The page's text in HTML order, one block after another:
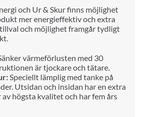
och Ur & Skur finns möjlighet
merenergieffektiv och extra
val och möjlighet framgår tydligt
värmeförlusten med 30
är tjockare och tätare.
Speciellt lämplig med tanke på
Utsidan och insidan har en extra
av högsta kvalitet och har fem års